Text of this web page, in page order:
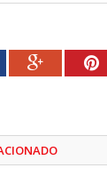
Google+